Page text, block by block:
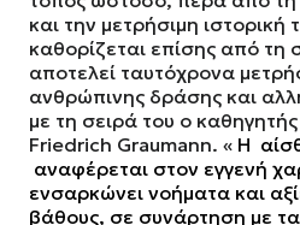
και την μετρήσιμη
καθορίζεται επίσης από τη
αποτελεί ταυτόχρονα
ανθρώπινης δράσης και
με τη σειρά του ο
Friedrich Graumann. « H
αναφέρεται στον εγγενή
ενσαρκώνει νοήματα και
βάθους, σε συνάρτηση με